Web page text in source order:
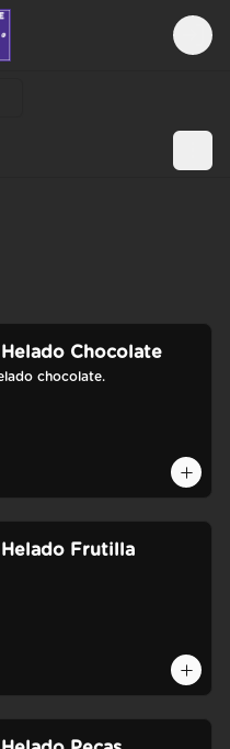
Helado Chocolate
chocolate.
Helado Frutilla